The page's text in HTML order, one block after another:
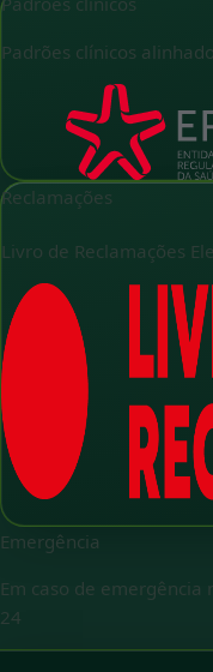
Padrões clínicos
Reclamações
Livro de Reclamações
Emergência
Em caso de emergência
24